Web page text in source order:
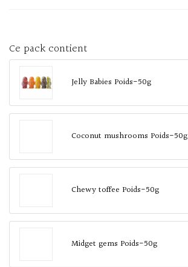
Ce pack contient
Jelly Babies Poids-50g
Coconut mushrooms Poids-50g
Chewy toffee Poids-50g
Midget gems Poids-50g